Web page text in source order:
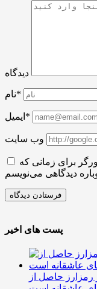
دیدگاه
نام*
ایمیل*
وب سایت
برای زمانی که
پست های اخیر
میلیون دلار رمزارز حاصل از